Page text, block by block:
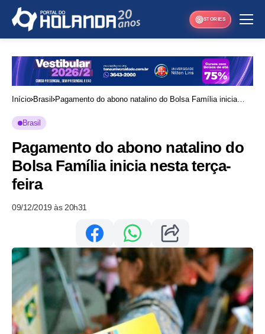
STORIES
Início Brasil
Pagamento do abono natalino do Bolsa Família inicia
Brasil
Pagamento do abono natalino do
Bolsa Família inicia nesta terça-
feira
09/12/2019 às 20h31